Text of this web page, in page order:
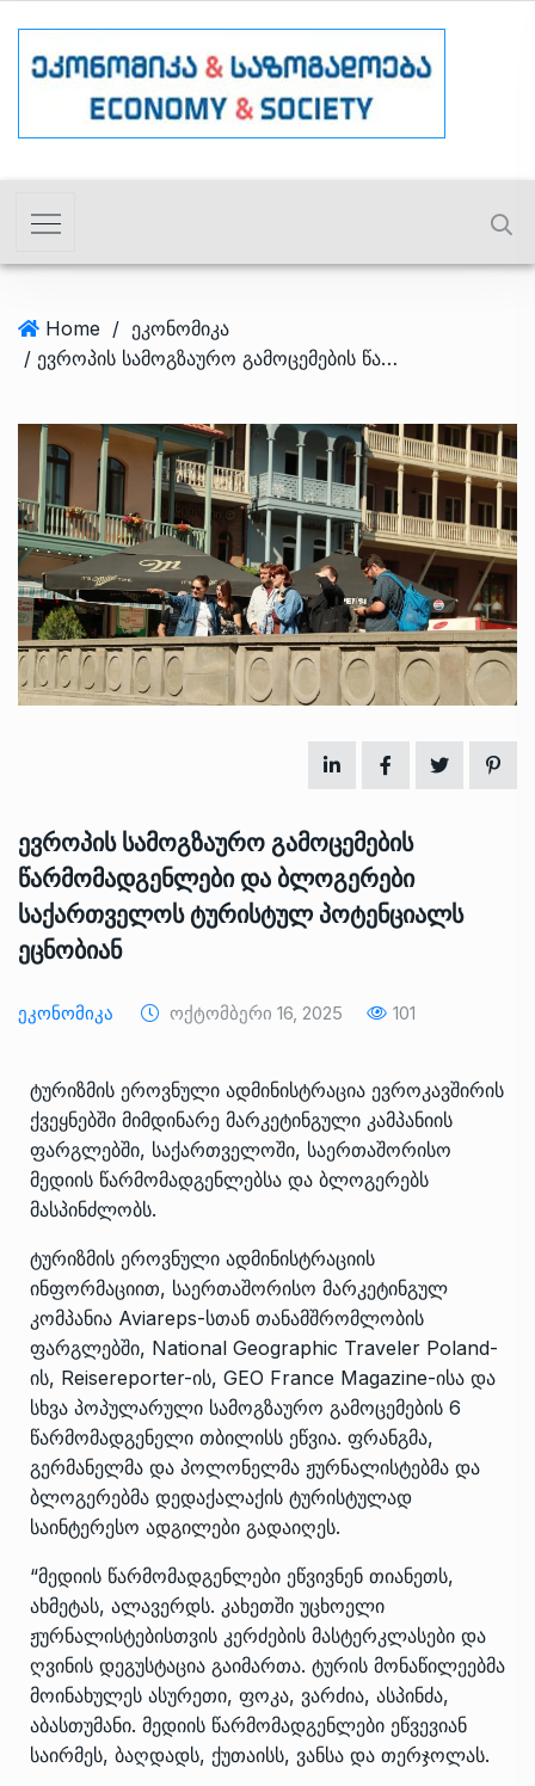
Home / ეკონომიკა
/ ევროპის სამოგზაურო გამოცემების წარმომადგენლები და ბლოგერები საქართველოს ტურისტულ პოტენციალს ეცნობიან
ევროპის სამოგზაურო გამოცემების
წარმომადგენლები და ბლოგერები
საქართველოს ტურისტულ პოტენციალს
ეცნობიან
Ეკონომიკა Ოქტომბერი 16, 2025 101
ტურიზმის ეროვნული ადმინისტრაცია ევროკავშირის
ქვეყნებში მიმდინარე მარკეტინგული კამპანიის
ფარგლებში, საქართველოში, საერთაშორისო
მედიის წარმომადგენლებსა და ბლოგერებს
მასპინძლობს.
ტურიზმის ეროვნული ადმინისტრაციის
ინფორმაციით, საერთაშორისო მარკეტინგულ
კომპანია Aviareps-სთან თანამშრომლობის
ფარგლებში, National Geographic Traveler Poland-
ის, Reisereporter-ის, GEO France Magazine-ისა და
სხვა პოპულარული სამოგზაურო გამოცემების 6
წარმომადგენელი თბილისს ეწვია. ფრანგმა,
გერმანელმა და პოლონელმა ჟურნალისტებმა და
ბლოგერებმა დედაქალაქის ტურისტულად
საინტერესო ადგილები გადაიღეს.
“მედიის წარმომადგენლები ეწვივნენ თიანეთს,
ახმეტას, ალავერდს. კახეთში უცხოელი
ჟურნალისტებისთვის კერძების მასტერკლასები და
ღვინის დეგუსტაცია გაიმართა. ტურის მონაწილეებმა
მოინახულეს ასურეთი, ფოკა, ვარძია, ასპინძა,
აბასთუმანი. მედიის წარმომადგენლები ეწვევიან
საირმეს, ბაღდადს, ქუთაისს, ვანსა და თერჯოლას.